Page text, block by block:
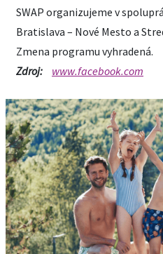
SWAP organizujeme v
Bratislava – Nové Mesto a
Zmena programu vyhradená.
Zdroj:
www.facebook.com